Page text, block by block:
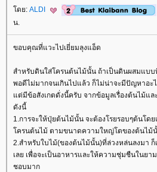
ดย: ALDI
น.
ขอบคุณที่แวะไปเยี่ยมลุงแอ็ด
สำหรับดินใส่โครนต้นไม้นั้น ถ้าเป็นดินผสมแบ
พอดีไม่มากจนเกินไปแล้ว ก็ไม่น่าจะมีปัญหาอะ
ต่มีข้อสังเกตดั่งนี้ครับ จากข้อมูลเรื่องต้นไม้แล
ดังนี้
1.การจะให้ปุ่ยต้นไม้นั้น จะต้องโรยรอบๆต้นโดย
ครนต้นไม้ ตามขนาดความใหญ่โตของต้นไม้
2.สำหรับใบไม้(ของต้นไม้นั้น)ที่ล่วงหล่นลงมา ก็
เลย เพื่อจะเป็นอาหารและให้ความชุ่มชืนในย
ชอบมาก